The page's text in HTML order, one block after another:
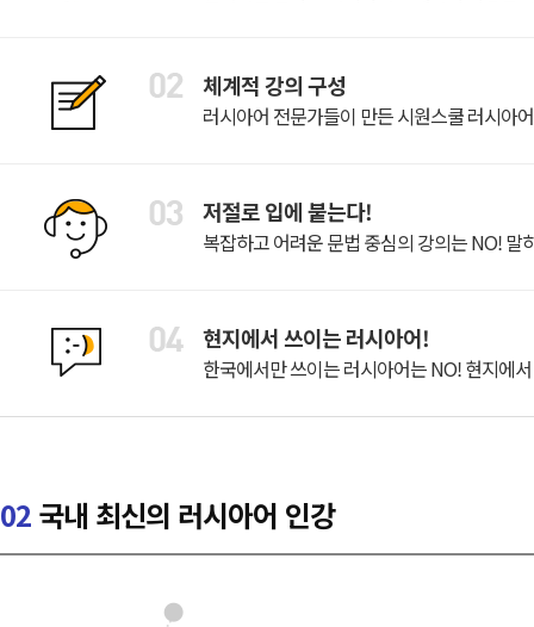
체계적 강의 구성
러시아어 전문가들이 만든 시원스쿨 러시아
저절로 입에 붙는다!
복잡하고 어려운 문법 중심의 강의는 NO!
현지에서 쓰이는 러시아어!
한국에서만 쓰이는 러시아어는 NO! 현지에
02 국내 최신의 러시아어 인강